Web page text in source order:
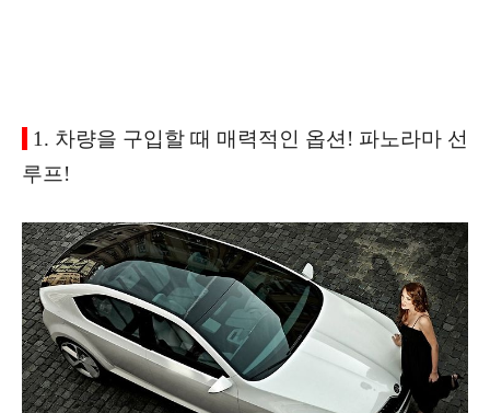
1. 차량을 구입할 때 매력적인 옵션! 파노라마 선
루프!